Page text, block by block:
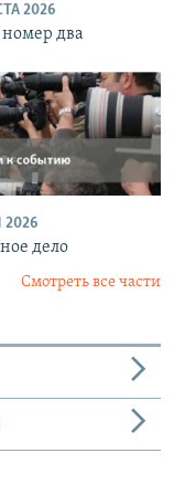
2026
два
дело
Смотреть все части